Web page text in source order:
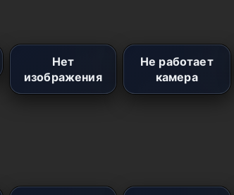
Нет
изображения
Не работает
камера